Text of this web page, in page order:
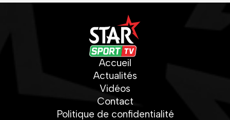
Accueil
Actualités
Vidéos
Contact
Politique de confidentialité